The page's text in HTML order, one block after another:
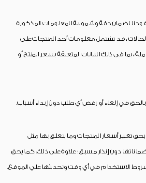
لضمان دقة وشمولية المعلومات المذكورة
، قد تشتمل معلومات أحد المنتجات على
، بما في ذلك البيانات المتعلقة بسعر المنتج أو
تغيير أسعار المنتجات وما يتعلق بها مثل
دون إنذار مسبق ؛ علاوة على ذلك، كما يحق
الاستخدام في أي وقت وتحديثها علي الموقع.